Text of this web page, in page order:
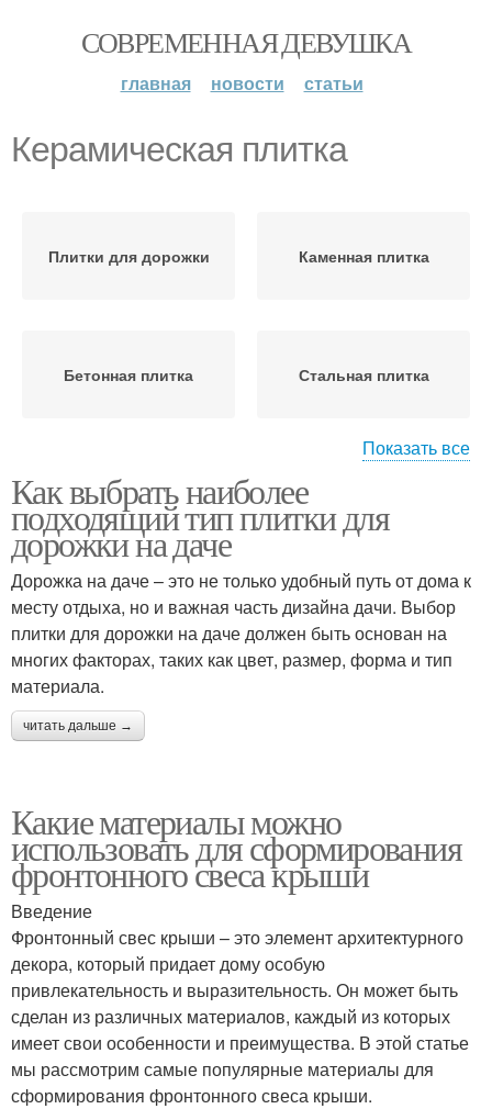
СОВРЕМЕННАЯ ДЕВУШКА
главная новости статьи
Керамическая плитка
Плитки для дорожки Каменная плитка
Бетонная плитка Стальная плитка
Плитка из эко-
материалов
Полимерные плитки
Плитки на дерево
Плитки для ванной
комнаты
Газонная плитка
Уход за плиткой Плитки для ступеней
Конструктивная плитка Плитки для кухни
Гранитная плитка Мраморная плитка
Показать все
Как выбрать наиболее
подходящий тип плитки для
дорожки на даче
Дорожка на даче – это не только удобный путь от дома к
месту отдыха, но и важная часть дизайна дачи. Выбор
плитки для дорожки на даче должен быть основан на
многих факторах, таких как цвет, размер, форма и тип
материала.
читать дальше →
Какие материалы можно
использовать для сформирования
фронтонного свеса крыши
Введение
Фронтонный свес крыши – это элемент архитектурного
декора, который придает дому особую
привлекательность и выразительность. Он может быть
сделан из различных материалов, каждый из которых
имеет свои особенности и преимущества. В этой статье
мы рассмотрим самые популярные материалы для
сформирования фронтонного свеса крыши.